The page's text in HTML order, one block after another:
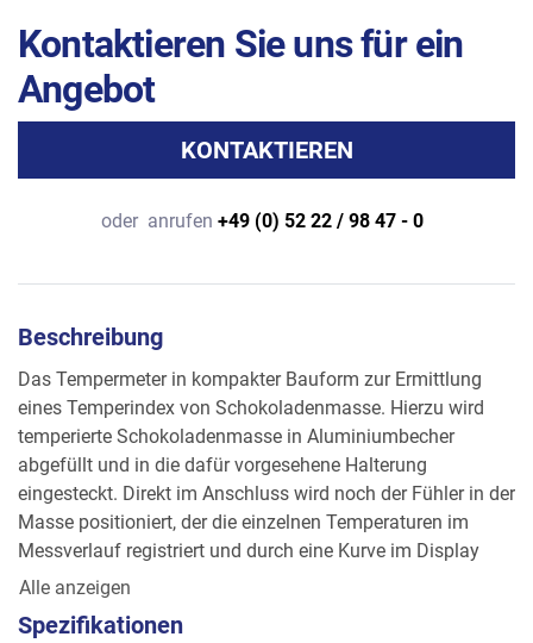
Kontaktieren Sie uns für ein
Angebot
KONTAKTIEREN
oder anrufen +49 (0) 52 22 / 98 47 - 0
Beschreibung
Das Tempermeter in kompakter Bauform zur Ermittlung
eines Temperindex von Schokoladenmasse. Hierzu wird
temperierte Schokoladenmasse in Aluminiumbecher
abgefüllt und in die dafür vorgesehene Halterung
eingesteckt. Direkt im Anschluss wird noch der Fühler in der
Masse positioniert, der die einzelnen Temperaturen im
Messverlauf registriert und durch eine Kurve im Display
anzeigt. Es können bis zu 30 Messungen im internen
einem Computer ausgelesen werden.
Alle anzeigen
Spezifikationen